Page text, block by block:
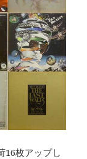
16枚アップし